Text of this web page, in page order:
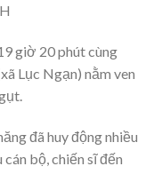
giờ 20 phút cùng
Lục Ngạn) nằm ven
đã huy động nhiều
bộ, chiến sĩ đến